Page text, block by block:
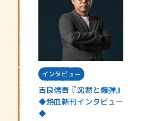
インタビュー
吉良信吾『沈黙と爆弾』
◆熱血新刊インタビュー
◆